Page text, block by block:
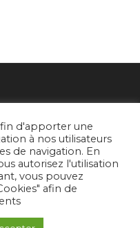
d'apporter une
à nos utilisateurs
de navigation. En
autorisez l'utilisation
vous pouvez
afin de